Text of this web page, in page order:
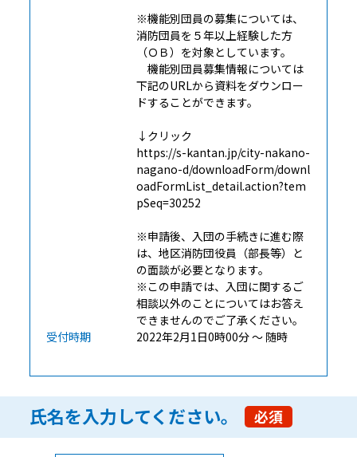
※機能別団員の募集については、
消防団員を５年以上経験した方
（ＯＢ）を対象としています。
機能別団員募集情報については
下記のURLから資料をダウンロー
ドすることができます。
↓クリック
https://s-kantan.jp/city-nakano-
nagano-d/downloadForm/downl
oadFormList_detail.action?tem
pSeq=30252
※申請後、入団の手続きに進む際
は、地区消防団役員（部長等）と
の面談が必要となります。
※この申請では、入団に関するご
相談以外のことについてはお答え
できませんのでご了承ください。
受付時期
2022年2月1日0時00分 ～ 随時
氏名を入力してください。 必須